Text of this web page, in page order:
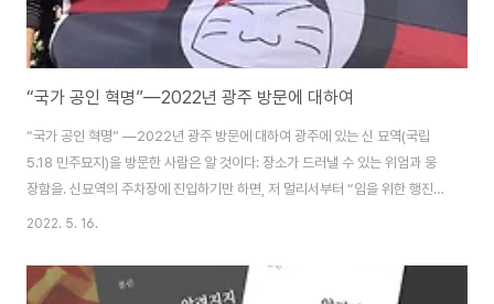
“국가 공인 혁명”―2022년 광주 방문에 대하여
“국가 공인 혁명” ―2022년 광주 방문에 대하여 광주에 있는 신 묘역(국립
5.18 민주묘지)을 방문한 사람은 알 것이다: 장소가 드러낼 수 있는 위엄과 웅
장함을. 신묘역의 주차장에 진입하기만 하면, 저 멀리서부터 “임을 위한 행진
곡”이 들린다. 한국 양식으로 지어진 “민주의 문”이라는 팻말이 걸린 거대한
지 한 가운데에는 큰 석제 관문이 있고, 그 뒤에는 하늘을 향해 솟구친 두 개의
심지어 더 높은 기둥이 비늘로 뒤덮인 거대한 석제 알을 지탱하고 있다. 가까이
2022. 5. 16.